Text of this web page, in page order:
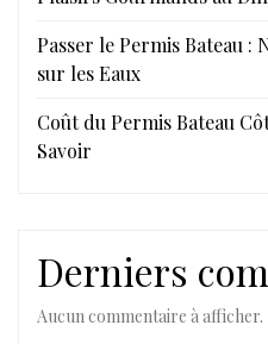
Passer le Permis Bateau :
sur les Eaux
Coût du Permis Bateau
Savoir
Derniers
Aucun commentaire à afficher.